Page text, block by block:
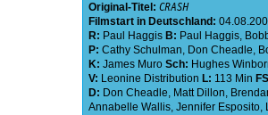
Original-Titel: CRASH
Filmstart in Deutschland:
R: Paul Haggis B: Paul Haggis,
P: Cathy Schulman, Don Cheadle,
K: James Muro Sch: Hughes
V: Leonine Distribution L: 113 Min
D: Don Cheadle, Matt Dillon,
Annabelle Wallis, Jennifer Esposito,